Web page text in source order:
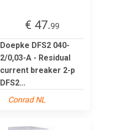
€ 47.99
Doepke DFS2 040-
2/0,03-A - Residual
current breaker 2-p
DFS2...
Conrad NL